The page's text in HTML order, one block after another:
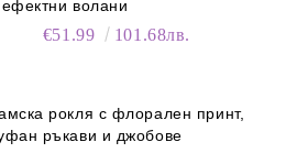
волани
€51.99 101.68лв.
рокля с флорален принт,
ръкави и джобове